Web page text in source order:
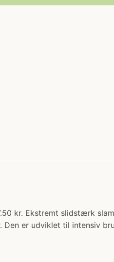
kr. Ekstremt slidstærk
er udviklet til intensiv